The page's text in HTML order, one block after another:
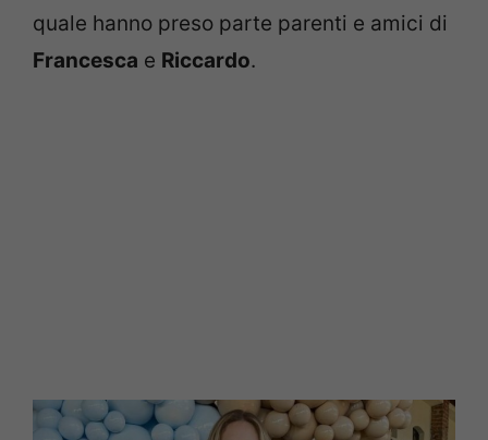
quale hanno preso parte parenti e amici di
Francesca e Riccardo.